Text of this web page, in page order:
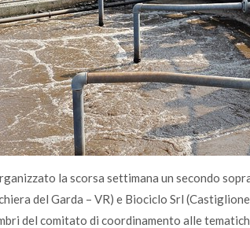
la scorsa settimana un secondo
del Garda – VR) e Biociclo Srl
del comitato di coordinamento alle